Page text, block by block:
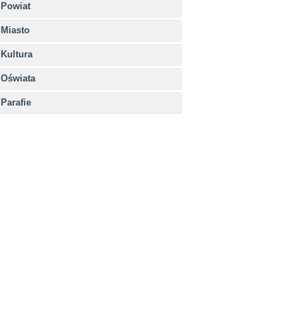
Powiat
Miasto
Kultura
Oświata
Parafie